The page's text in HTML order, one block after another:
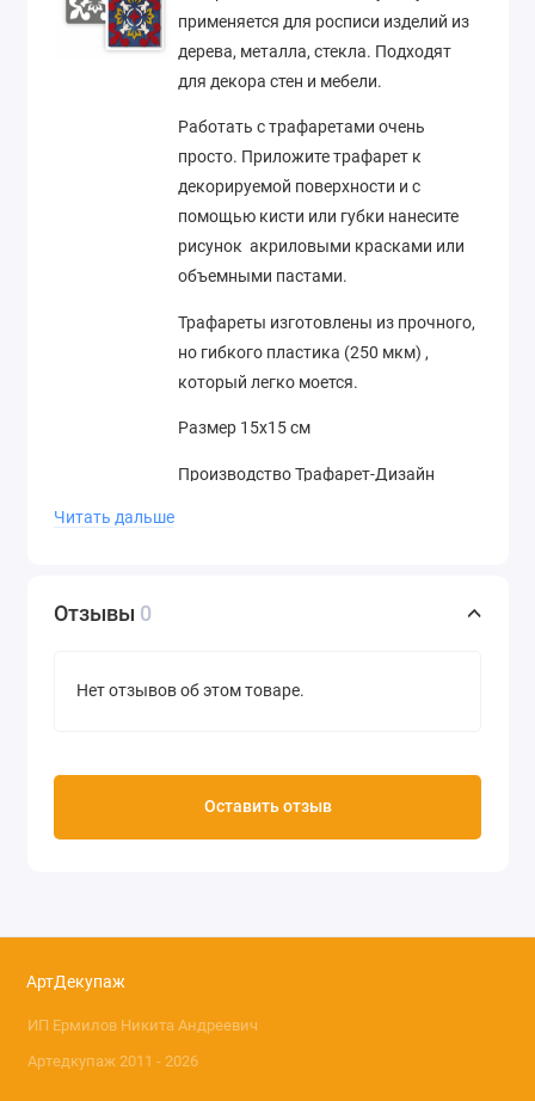
применяется для росписи изделий из
дерева, металла, стекла. Подходят
для декора стен и мебели.
Работать с трафаретами очень
просто. Приложите трафарет к
декорируемой поверхности и с
помощью кисти или губки нанесите
рисунок акриловыми красками или
объемными пастами.
Трафареты изготовлены из прочного,
но гибкого пластика (250 мкм) ,
который легко моется.
Размер 15х15 см
Производство Трафарет-Дизайн
Читать дальше
Отзывы 0
Нет отзывов об этом товаре.
Оставить отзыв
АртДекупаж
ИП Ермилов Никита Андреевич
Артедкупаж 2011 - 2026